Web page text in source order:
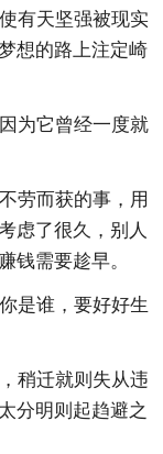
有天坚强被现实
想的路上注定崎
为它曾经一度就
劳而获的事，用
虑了很久，别人
钱需要趁早。
是谁，要好好生
稍迁就则失从违
分明则起趋避之